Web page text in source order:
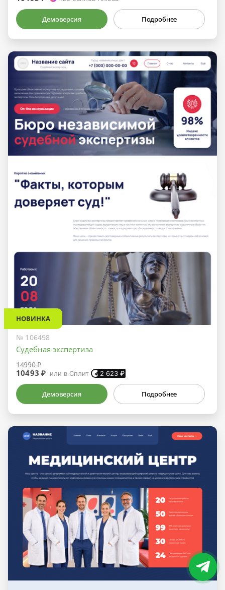
Демоверсия Подробнее
НОВИНКА
№ 106498
Судебная экспертиза
14990 ₽
10493 ₽ или в Сплит 2 623 ₽
Демоверсия Подробнее